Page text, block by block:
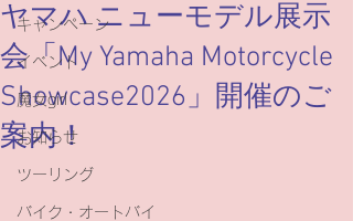
キャンペーン
イベント
魔女girl
お知らせ
ツーリング
バイク・オートバイ
ヤマハ ニューモデル展示
会「My Yamaha Motorcycle
Showcase2026」開催のご
案内！